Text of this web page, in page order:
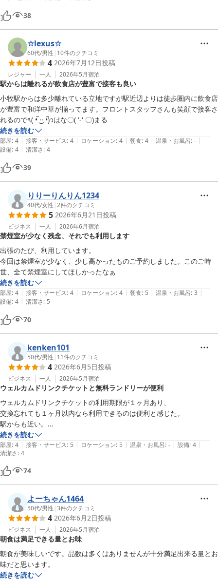
38
☆lexus☆
60代/男性 | 10件のクチコミ
4 2026年7月12日投稿
レジャー 一人 2026年5月宿泊
駅からは離れるが飲食店が豊富で接客も良い
小牧駅からは多少離れている立地ですが駅近辺よりは徒歩圏内に飲食店
が豊富で和洋中華が揃ってます。フロントスタッフさんも笑顔で接客さ
れるので٩( •̅ ·͜· •̅)วはな〇( '-' 〇)まる
続きを読む
部屋: 4 | 接客・サービス: 4 | ロケーション: 4 | 朝食: 4 | 温泉・お風呂: - |
設備: 4 | 清潔さ: 4
39
りりーりんりん1234
40代/女性 |2件のクチコミ
5 2026年6月21日投稿
ビジネス 一人 2026年6月宿泊
禁煙室が少なく残念、それでも利用します
出張のたび、利用しています。
今回は禁煙室が少なく、少し高かったものご予約しました。このご時
続きを読む
部屋: 4 | 接客・サービス: 4 | ロケーション: 4 | 朝食: 5 | 温泉・お風呂: 3 |
設備: 4 | 清潔さ: 5
70
kenken101
50代/男性 | 11件のクチコミ
4 2026年6月5日投稿
ビジネス 一人 2026年5月宿泊
ウェルカムドリンクチケットと無料ランドリーが便利
ウェルカムドリンクチケットの利用期限が１ヶ月あり、
交換忘れても１ヶ月以内なら利用できるのは便利と感じた。
駅からも近い。
今回ランドリーを使わせていただいたのだが、無料だったので助かっ
続きを読む
部屋: 4 | 接客・サービス: 5 | ロケーション: 5 | 温泉・お風呂: - | 設備: 4 |
清潔さ: 4
74
よーちゃん1464
50代/男性 |3件のクチコミ
4 2026年6月2日投稿
ビジネス 一人 2026年5月宿泊
朝食は満足できる量とお味
朝食が美味しいです。品数は多くはありませんが十分満足出来る量とお
味だと思います。
続きを読む